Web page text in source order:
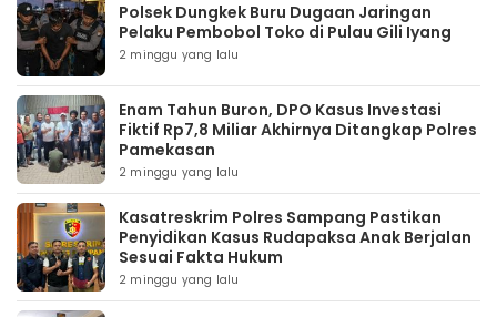
Polsek Dungkek Buru Dugaan Jaringan
Pelaku Pembobol Toko di Pulau Gili Iyang
2 minggu yang lalu
Enam Tahun Buron, DPO Kasus Investasi
Fiktif Rp7,8 Miliar Akhirnya Ditangkap Polres
Pamekasan
2 minggu yang lalu
Kasatreskrim Polres Sampang Pastikan
Penyidikan Kasus Rudapaksa Anak Berjalan
Sesuai Fakta Hukum
2 minggu yang lalu